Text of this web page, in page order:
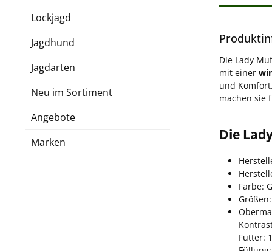
Lockjagd
Jagdhund
Jagdarten
Neu im Sortiment
Angebote
Marken
Die Lady
mit einer
und
machen sie
Die
Farbe:
Futter: